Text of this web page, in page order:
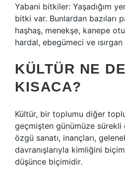
Yabani bitkiler: Yaşadığım
bitki var. Bunlardan bazıları
haşhaş, menekşe, kanepe
hardal, ebegümeci ve
KÜLTÜR NE
KISACA?
Kültür, bir toplumu diğer
geçmişten günümüze sürekli
özgü sanatı, inançları,
davranışlarıyla kimliğini
düşünce biçimidir.